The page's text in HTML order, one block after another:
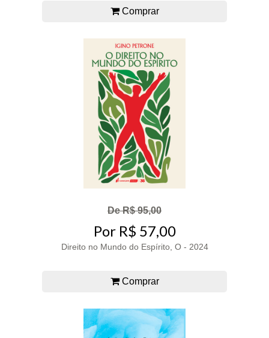
Comprar
De R$ 95,00
Por R$ 57,00
Direito no Mundo do Espírito, O - 2024
Comprar